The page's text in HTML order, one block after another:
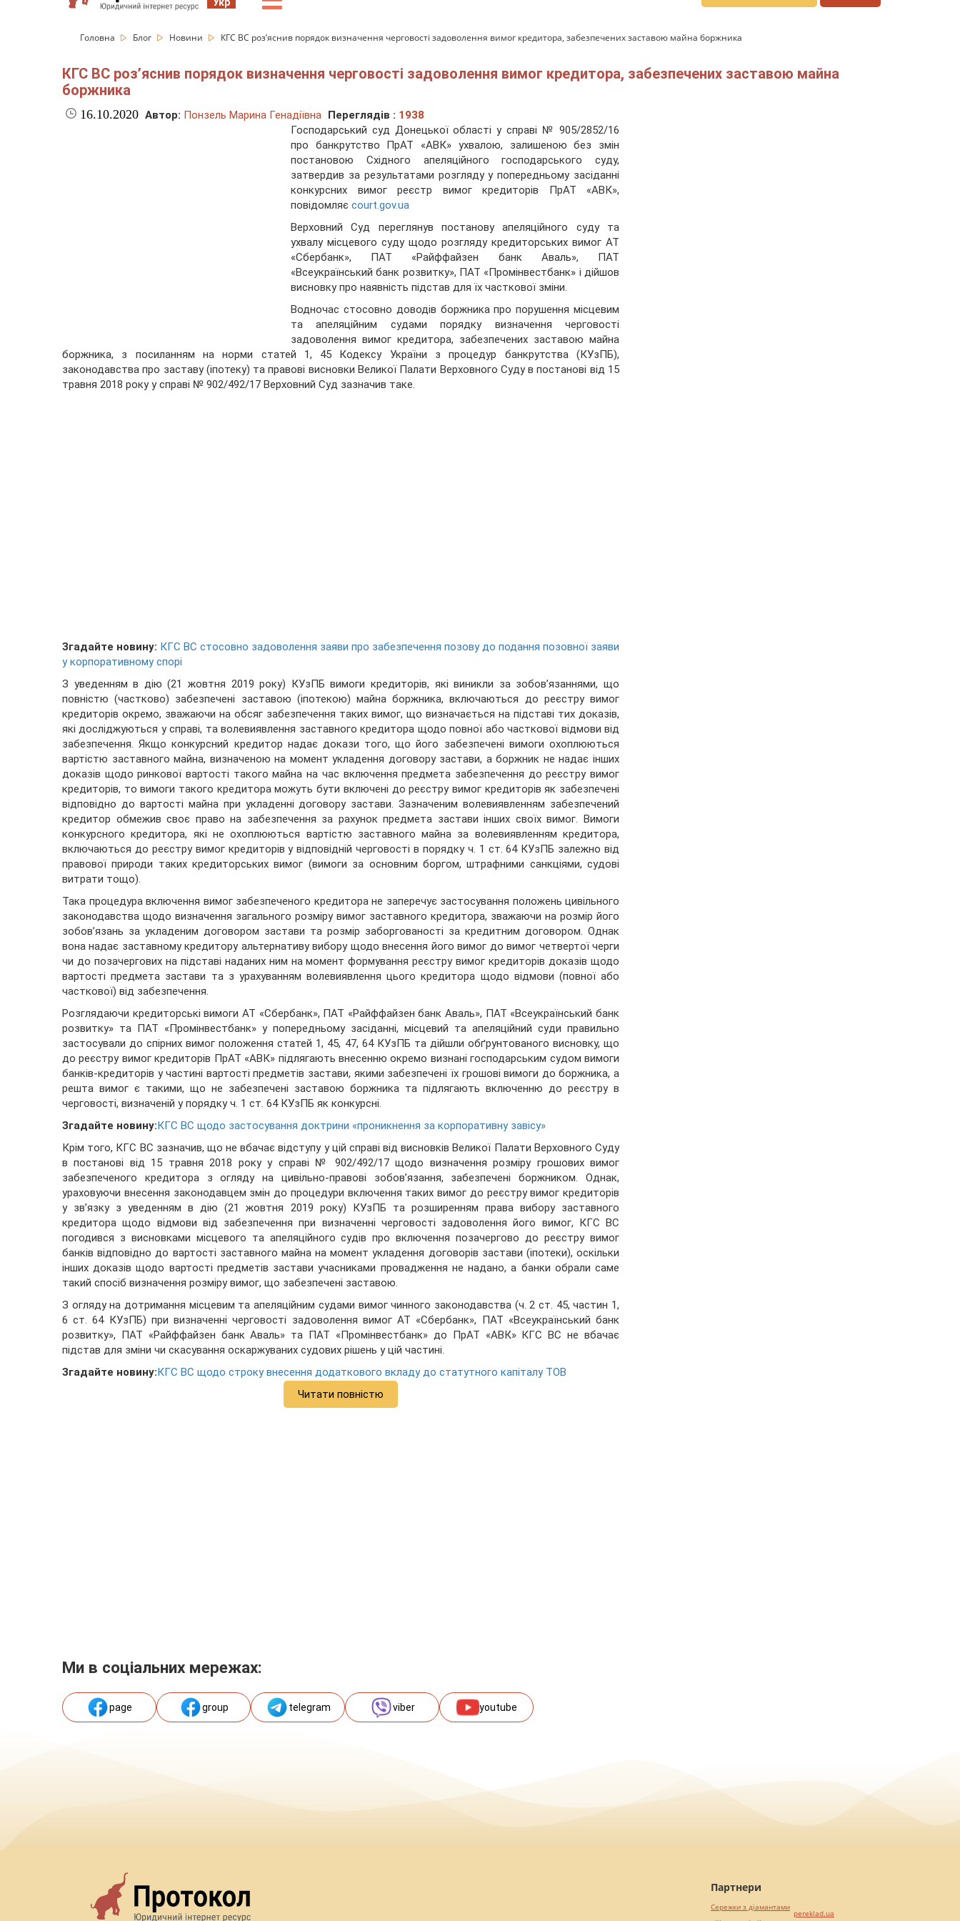
Головна Блог Новини КГС ВС роз’яснив порядок визначення черговості задоволення вимог кредитора, забезпечених заставою майна боржника
КГС ВС роз’яснив порядок визначення черговості задоволення вимог кредитора, забезпечених заставою майна
боржника
16.10.2020 Автор: Понзель Марина Генадіївна Переглядів : 1938
Господарський суд Донецької області у справі № 905/2852/16
про банкрутство ПрАТ «АВК» ухвалою, залишеною без змін
постановою Східного апеляційного господарського суду,
затвердив за результатами розгляду у попередньому засіданні
конкурсних вимог реєстр вимог кредиторів ПрАТ «АВК»,
повідомляє court.gov.ua
Верховний Суд переглянув постанову апеляційного суду та
ухвалу місцевого суду щодо розгляду кредиторських вимог АТ
«Сбербанк», ПАТ «Райффайзен банк Аваль», ПАТ
«Всеукраїнський банк розвитку», ПАТ «Промінвестбанк» і дійшов
висновку про наявність підстав для їх часткової зміни.
Водночас стосовно доводів боржника про порушення місцевим
та апеляційним судами порядку визначення черговості
задоволення вимог кредитора, забезпечених заставою майна
боржника, з посиланням на норми статей 1, 45 Кодексу України з процедур банкрутства (КУзПБ),
законодавства про заставу (іпотеку) та правові висновки Великої Палати Верховного Суду в постанові від 15
травня 2018 року у справі № 902/492/17 Верховний Суд зазначив таке.
Згадайте новину: КГС ВС стосовно задоволення заяви про забезпечення позову до подання позовної заяви
у корпоративному спорі
З уведенням в дію (21 жовтня 2019 року) КУзПБ вимоги кредиторів, які виникли за зобов’язаннями, що
повністю (частково) забезпечені заставою (іпотекою) майна боржника, включаються до реєстру вимог
кредиторів окремо, зважаючи на обсяг забезпечення таких вимог, що визначається на підставі тих доказів,
які досліджуються у справі, та волевиявлення заставного кредитора щодо повної або часткової відмови від
забезпечення. Якщо конкурсний кредитор надає докази того, що його забезпечені вимоги охоплюються
вартістю заставного майна, визначеною на момент укладення договору застави, а боржник не надає інших
доказів щодо ринкової вартості такого майна на час включення предмета забезпечення до реєстру вимог
кредиторів, то вимоги такого кредитора можуть бути включені до реєстру вимог кредиторів як забезпечені
відповідно до вартості майна при укладенні договору застави. Зазначеним волевиявленням забезпечений
кредитор обмежив своє право на забезпечення за рахунок предмета застави інших своїх вимог. Вимоги
конкурсного кредитора, які не охоплюються вартістю заставного майна за волевиявленням кредитора,
включаються до реєстру вимог кредиторів у відповідній черговості в порядку ч. 1 ст. 64 КУзПБ залежно від
правової природи таких кредиторських вимог (вимоги за основним боргом, штрафними санкціями, судові
витрати тощо).
Така процедура включення вимог забезпеченого кредитора не заперечує застосування положень цивільного
законодавства щодо визначення загального розміру вимог заставного кредитора, зважаючи на розмір його
зобов’язань за укладеним договором застави та розмір заборгованості за кредитним договором. Однак
вона надає заставному кредитору альтернативу вибору щодо внесення його вимог до вимог четвертої черги
чи до позачергових на підставі наданих ним на момент формування реєстру вимог кредиторів доказів щодо
вартості предмета застави та з урахуванням волевиявлення цього кредитора щодо відмови (повної або
часткової) від забезпечення.
Розглядаючи кредиторські вимоги АТ «Сбербанк», ПАТ «Райффайзен банк Аваль», ПАТ «Всеукраїнський банк
розвитку» та ПАТ «Промінвестбанк» у попередньому засіданні, місцевий та апеляційний суди правильно
застосували до спірних вимог положення статей 1, 45, 47, 64 КУзПБ та дійшли обґрунтованого висновку, що
до реєстру вимог кредиторів ПрАТ «АВК» підлягають внесенню окремо визнані господарським судом вимоги
банків-кредиторів у частині вартості предметів застави, якими забезпечені їх грошові вимоги до боржника, а
решта вимог є такими, що не забезпечені заставою боржника та підлягають включенню до реєстру в
черговості, визначеній у порядку ч. 1 ст. 64 КУзПБ як конкурсні.
Згадайте новину: КГС ВС щодо застосування доктрини «проникнення за корпоративну завісу»
Крім того, КГС ВС зазначив, що не вбачає відступу у цій справі від висновків Великої Палати Верховного Суду
в постанові від 15 травня 2018 року у справі № 902/492/17 щодо визначення розміру грошових вимог
забезпеченого кредитора з огляду на цивільно-правові зобов’язання, забезпечені боржником. Однак,
ураховуючи внесення законодавцем змін до процедури включення таких вимог до реєстру вимог кредиторів
у зв’язку з уведенням в дію (21 жовтня 2019 року) КУзПБ та розширенням права вибору заставного
кредитора щодо відмови від забезпечення при визначенні черговості задоволення його вимог, КГС ВС
погодився з висновками місцевого та апеляційного судів про включення позачергово до реєстру вимог
банків відповідно до вартості заставного майна на момент укладення договорів застави (іпотеки), оскільки
інших доказів щодо вартості предметів застави учасниками провадження не надано, а банки обрали саме
такий спосіб визначення розміру вимог, що забезпечені заставою.
З огляду на дотримання місцевим та апеляційним судами вимог чинного законодавства (ч. 2 ст. 45, частин 1,
6 ст. 64 КУзПБ) при визначенні черговості задоволення вимог АТ «Сбербанк», ПАТ «Всеукраїнський банк
розвитку», ПАТ «Райффайзен банк Аваль» та ПАТ «Промінвестбанк» до ПрАТ «АВК» КГС ВС не вбачає
підстав для зміни чи скасування оскаржуваних судових рішень у цій частині.
Згадайте новину: КГС ВС щодо строку внесення додаткового вкладу до статутного капіталу ТОВ
Читати повністю
Ми в соціальних мережах:
page group telegram viber youtube
Партнери
Сережки з діамантами
pereklad.ua